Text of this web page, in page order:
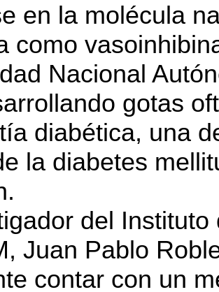
en la molécula
como
Nacional
gotas
diabética, una
la diabetes
del
Juan Pablo
contar con un